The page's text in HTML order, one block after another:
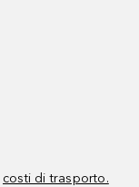
costi di trasporto.